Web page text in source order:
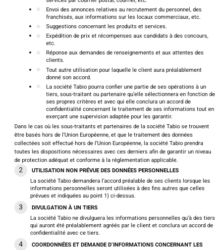
Envoi des annonces relatives au recrutement du personnel, des
franchisés, aux informations sur les locaux commerciaux, etc.
Suggestions concernant les produits et services.
Expédition de prix et récompenses aux candidats à des concours,
etc.
Réponse aux demandes de renseignements et aux attentes des
clients.
Tout autre utilisation pour laquelle le client aura préalablement
donné son accord.
La société Tabio pourra confier une partie de ses opérations à un
tiers, sous-traitant ou partenaire qu’elle sélectionnera en fonction de
ses propres critères et avec qui elle conclura un accord de
confidentialité concernant le traitement de ses informations tout en
exerçant une supervision adaptée pour les garantir.
Dans le cas où les sous-traitants et partenaires de la société Tabio se trouvent
être basés hors de l’Union Européenne, et que le traitement des données
collectées soit effectué hors de l’Union Européenne, la société Tabio prendra
toutes les dispositions nécessaires avec ces derniers afin de garantir un niveau
de protection adéquat et conforme à la réglementation applicable.
UTILISATION NON PRÉVUE DES DONNÉES PERSONNELLES
La société Tabio demandera l’accord préalable de ses clients lorsque les
informations personnelles seront utilisées à des fins autres que celles
prévues et indiquées au point 1) ci-dessus.
DIVULGATION À UN TIERS
La société Tabio ne divulguera les informations personnelles qu’à des tiers
qui auront été préalablement agréés par le client et conclura un accord de
confidentialité avec ce tiers.
COORDONNÉES ET DEMANDE D’INFORMATIONS CONCERNANT LES